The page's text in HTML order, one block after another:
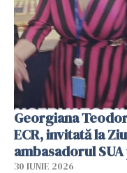
Georgiana
ECR, invitată la
ambasadorul
30 IUNIE 2026